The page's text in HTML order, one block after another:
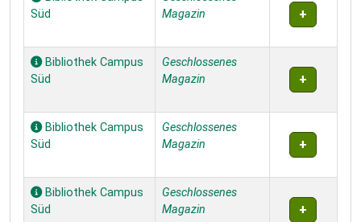
Süd
Magazin
Bibliothek Campus
Süd
Geschlossenes
Magazin
Bibliothek Campus
Süd
Geschlossenes
Magazin
Bibliothek Campus
Süd
Geschlossenes
Magazin